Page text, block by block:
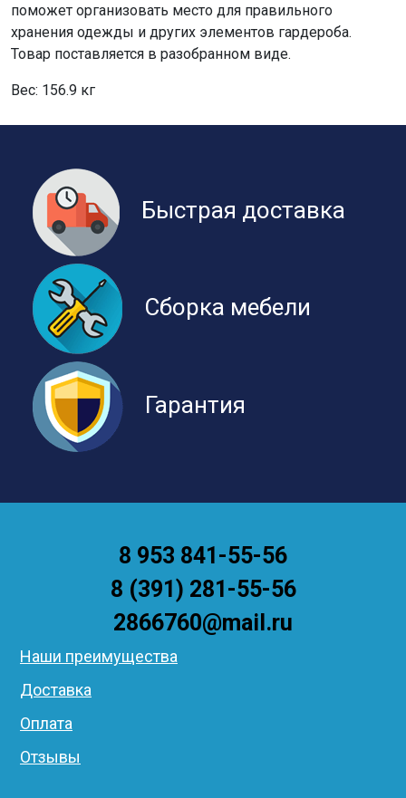
поможет организовать место для правильного
хранения одежды и других элементов гардероба.
Товар поставляется в разобранном виде.
Вес: 156.9 кг
Быстрая доставка
Сборка мебели
Гарантия
Наши преимущества
Доставка
Оплата
Отзывы
8 953 841-55-56
8 (391) 281-55-56
2866760@mail.ru